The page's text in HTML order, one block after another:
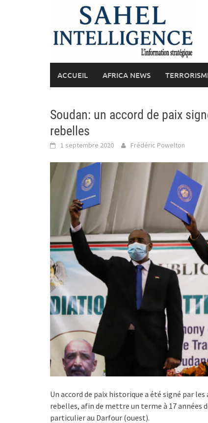
ACCUEIL AFRICA NEWS
Soudan: un accord de paix
rebelles
1 septembre 2020 Frédéric Powelton
Un accord de paix historique a été signé par
rebelles, afin de mettre un terme à 17
particulier au Darfour (ouest).